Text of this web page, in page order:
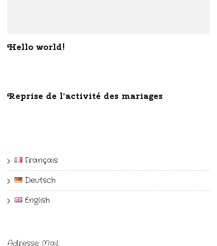
Hello world!
Reprise de l’activité des mariages
Français
Deutsch
English
Adresse Mail: